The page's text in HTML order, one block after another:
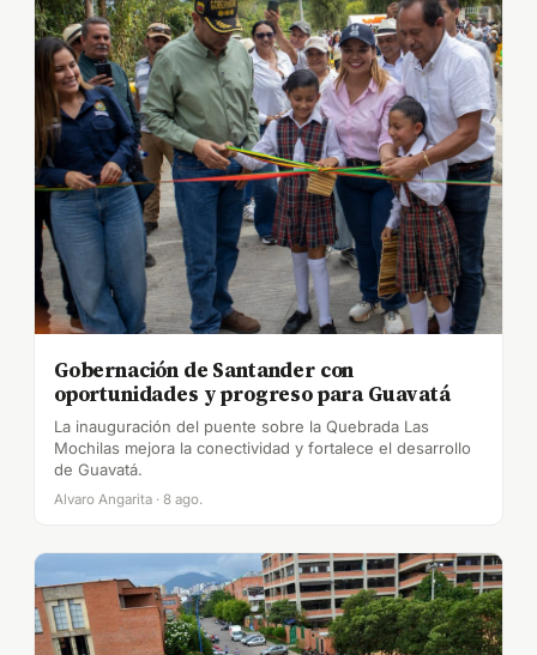
Gobernación de Santander con
oportunidades y progreso para Guavatá
La inauguración del puente sobre la Quebrada Las
Mochilas mejora la conectividad y fortalece el desarrollo
de Guavatá.
Alvaro Angarita · 8 ago.